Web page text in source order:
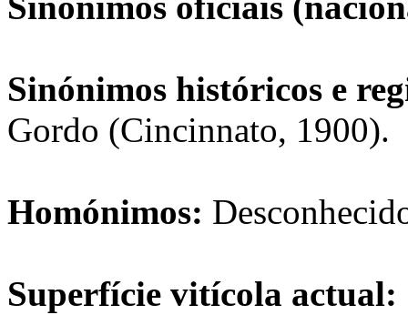
Sinónimos históricos e
Gordo (Cincinnato, 1900).
Homónimos:
Superfície vitícola actual: